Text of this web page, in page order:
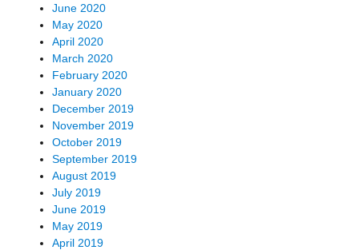
June 2020
May 2020
April 2020
March 2020
February 2020
January 2020
December 2019
November 2019
October 2019
September 2019
August 2019
July 2019
June 2019
May 2019
April 2019